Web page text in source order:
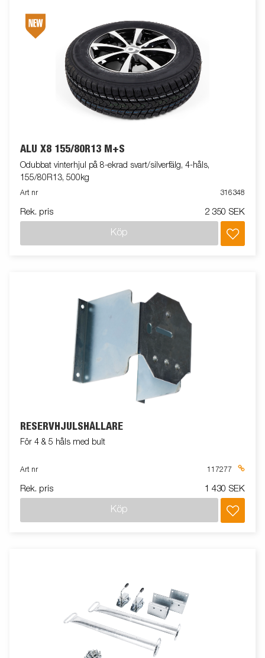
ALU X8 155/80R13 M+S
Odubbat vinterhjul på 8-ekrad svart/silverfälg, 4-håls,
155/80R13, 500kg
Art nr 316348
Rek. pris 2 350 SEK
Köp
RESERVHJULSHÅLLARE
För 4 & 5 håls med bult
Art nr 117277
Rek. pris 1 430 SEK
Köp